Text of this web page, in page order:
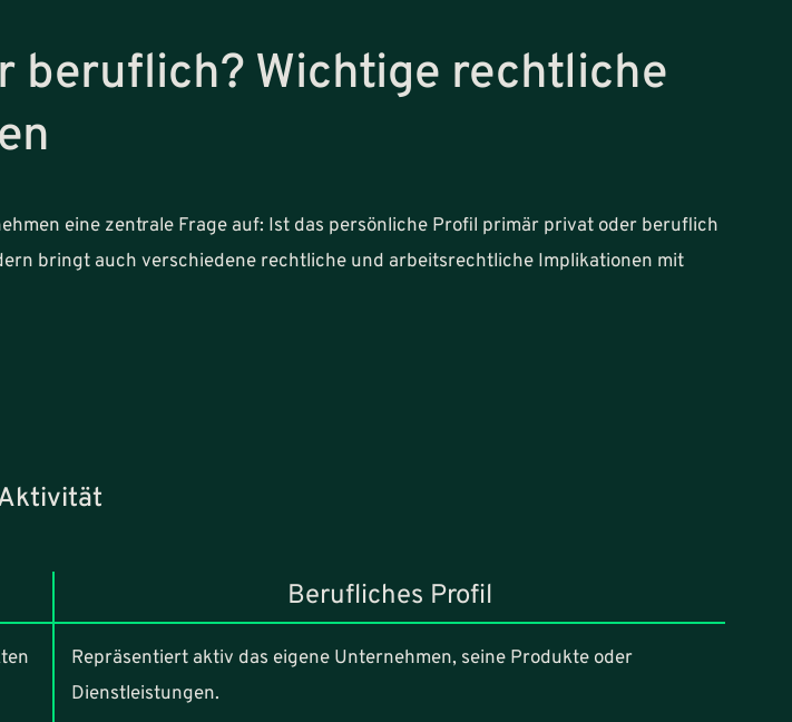
beruflich? Wichtige rechtliche
eine zentrale Frage auf: Ist das persönliche Profil primär privat oder beruflich
bringt auch verschiedene rechtliche und arbeitsrechtliche Implikationen mit
Berufliches Profil
Repräsentiert aktiv das eigene Unternehmen, seine Produkte oder
Dienstleistungen.